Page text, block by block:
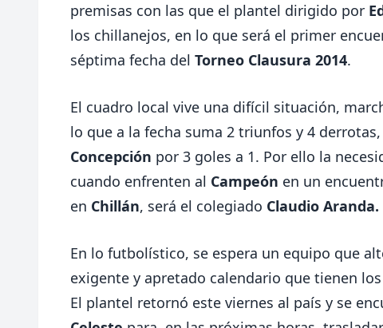
premisas con las que el plantel dirigido por
los chillanejos, en lo que será el primer
séptima fecha del Torneo Clausura 2014.
El cuadro local vive una difícil situación,
lo que a la fecha suma 2 triunfos y 4
Concepción por 3 goles a 1. Por ello la
cuando enfrenten al Campeón en un
en Chillán, será el colegiado Claudio Aranda.
En lo futbolístico, se espera un equipo que
exigente y apretado calendario que tienen
El plantel retornó este viernes al país y se